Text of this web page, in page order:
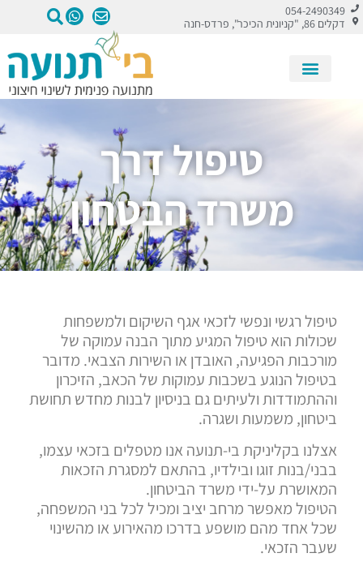
054-2490349
דקלים 86, "קניונית הכיכר", פרדס-חנה
טיפול דרך
משרד הבטחון
טיפול רגשי ונפשי לזכאי אגף השיקום ולמשפחות
שכולות הוא טיפול המגיע מתוך הבנה עמוקה של
מורכבות הפגיעה, האובדן או השירות הצבאי. מדובר
בטיפול הנוגע בשכבות עמוקות של הכאב, הזיכרון
וההתמודדות ולעיתים גם בניסיון לבנות מחדש תחושת
ביטחון, משמעות ושגרה.
אצלנו בקליניקת בי-תנועה אנו מטפלים בזכאי עצמו,
בבני/בנות זוגו ובילדיו, בהתאם למסגרת הזכאות
המאושרת על-ידי משרד הביטחון.
הטיפול מאפשר מרחב יציב ומכיל לכל בני המשפחה,
שכל אחד מהם מושפע בדרכו מהאירוע או מהשינוי
שעבר הזכאי.